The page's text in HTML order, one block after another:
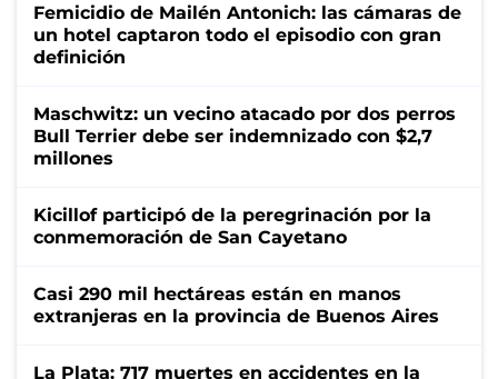
Femicidio de Mailén Antonich: las cámaras de
un hotel captaron todo el episodio con gran
definición
Maschwitz: un vecino atacado por dos perros
Bull Terrier debe ser indemnizado con $2,7
millones
Kicillof participó de la peregrinación por la
conmemoración de San Cayetano
Casi 290 mil hectáreas están en manos
extranjeras en la provincia de Buenos Aires
La Plata: 717 muertes en accidentes en la